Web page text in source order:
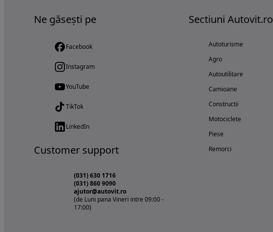
Ne găsești pe
Facebook
Instagram
YouTube
TikTok
LinkedIn
Customer support
(031) 630 1716
(031) 860 9090
ajutor@autovit.ro
(de Luni pana Vineri intre 09:00 -
17:00)
Sectiuni Autovit.ro
Autoturisme
Agro
Autoutilitare
Camioane
Constructii
Motociclete
Piese
Remorci